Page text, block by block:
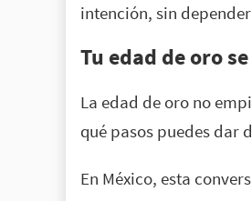
intención, sin
Tu edad de oro
La edad de oro no
qué pasos puedes dar
En México, esta